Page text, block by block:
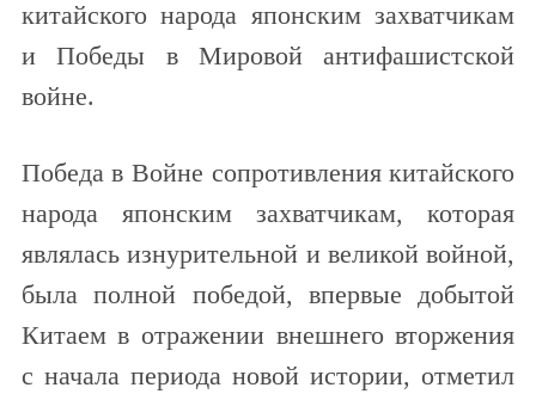
китайского народа японским захватчикам
и Победы в Мировой антифашистской
войне.
Победа в Войне сопротивления китайского
народа японским захватчикам, которая
являлась изнурительной и великой войной,
была полной победой, впервые добытой
Китаем в отражении внешнего вторжения
с начала периода новой истории, отметил